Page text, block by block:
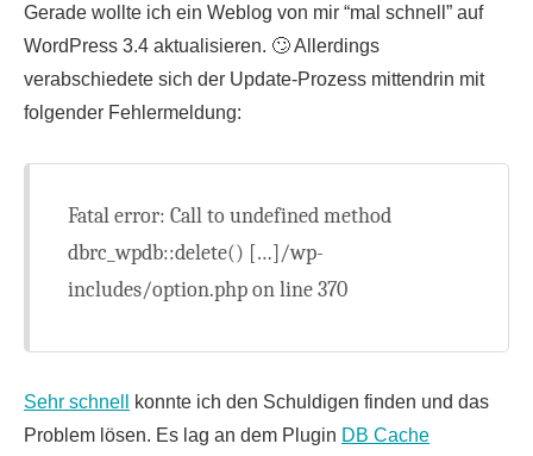
Gerade wollte ich ein Weblog von mir “mal schnell” auf
WordPress 3.4 aktualisieren. 🙄 Allerdings
verabschiedete sich der Update-Prozess mittendrin mit
folgender Fehlermeldung:
Fatal error: Call to undefined method
dbrc_wpdb::delete() […]/wp-
includes/option.php on line 370
Sehr schnell
konnte ich den Schuldigen finden und das
Problem lösen. Es lag an dem Plugin DB Cache